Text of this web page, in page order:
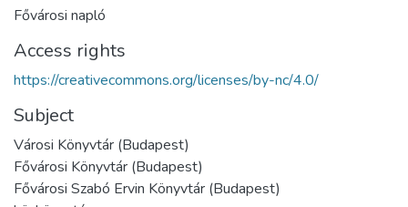
Fővárosi napló
Access rights
https://creativecommons.org/licenses/by-nc/4.0/
Subject
Városi Könyvtár (Budapest)
Fővárosi Könyvtár (Budapest)
Fővárosi Szabó Ervin Könyvtár (Budapest)